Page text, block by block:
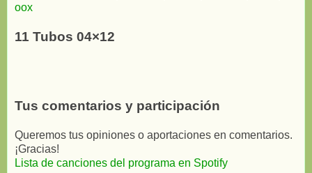
oox
11 Tubos 04×12
Tus comentarios y participación
Queremos tus opiniones o aportaciones en comentarios.
¡Gracias!
Lista de canciones del programa en Spotify